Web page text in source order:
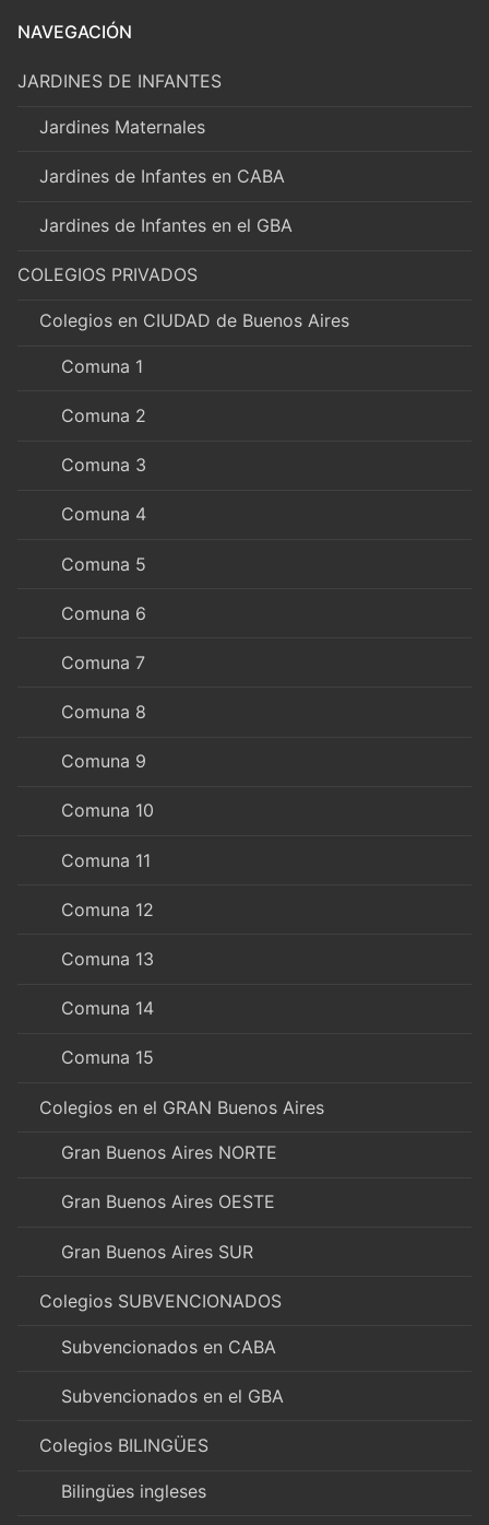
NAVEGACIÓN
JARDINES DE INFANTES
Jardines Maternales
Jardines de Infantes en CABA
Jardines de Infantes en el GBA
COLEGIOS PRIVADOS
Colegios en CIUDAD de Buenos Aires
Comuna 1
Comuna 2
Comuna 3
Comuna 4
Comuna 5
Comuna 6
Comuna 7
Comuna 8
Comuna 9
Comuna 10
Comuna 11
Comuna 12
Comuna 13
Comuna 14
Comuna 15
Colegios en el GRAN Buenos Aires
Gran Buenos Aires NORTE
Gran Buenos Aires OESTE
Gran Buenos Aires SUR
Colegios SUBVENCIONADOS
Subvencionados en CABA
Subvencionados en el GBA
Colegios BILINGÜES
Bilingües ingleses